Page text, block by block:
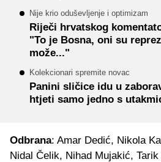
Nije krio oduševljenje i optimizam
Riječi hrvatskog
"To je Bosna, oni su
može..."
Kolekcionari spremite novac
Panini sličice idu u
htjeti samo jedno s
Odbrana: Amar Dedić, Nikola
Nidal Čelik, Nihad Mujakić,